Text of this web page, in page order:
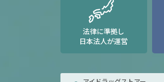
法律に準拠し
日本法人が運営